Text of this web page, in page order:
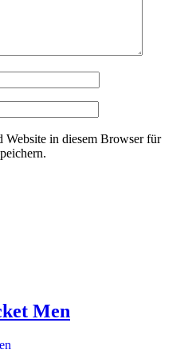
in diesem Browser für
Men